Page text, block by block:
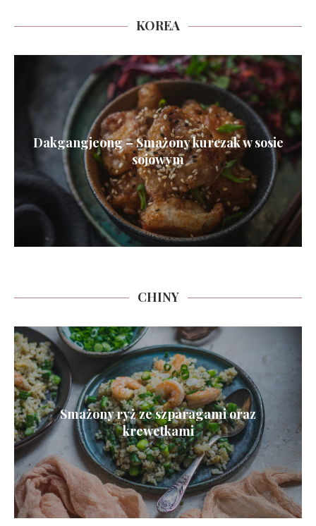
KOREA
Dakgangjeong – Smażony kurczak w sosie
sojowym
CHINY
Smażony ryż ze szparagami oraz
krewetkami